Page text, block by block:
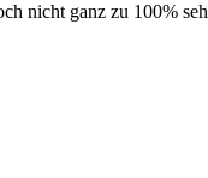
nicht ganz zu 100%